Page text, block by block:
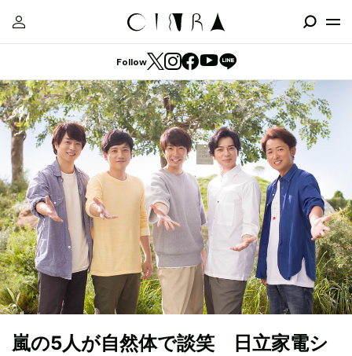
Follow
嵐の5人が自然体で談笑 日立家電シ